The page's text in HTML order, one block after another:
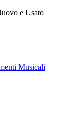
e Usato